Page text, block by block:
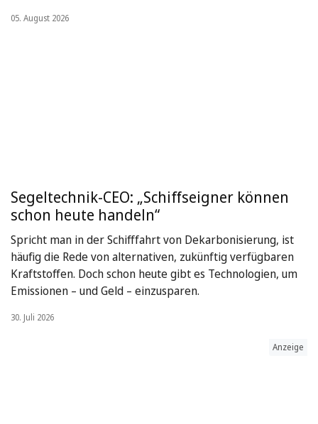
05. August 2026
Segeltechnik-CEO: „Schiffseigner können
schon heute handeln“
Spricht man in der Schifffahrt von Dekarbonisierung, ist
häufig die Rede von alternativen, zukünftig verfügbaren
Kraftstoffen. Doch schon heute gibt es Technologien, um
Emissionen – und Geld – einzusparen.
30. Juli 2026
Anzeige